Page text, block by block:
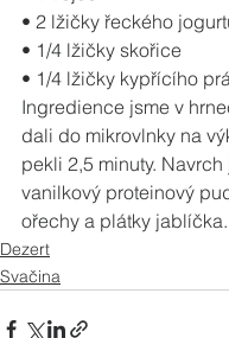
• 2 lžičky řeckého
• 1/4 lžičky skořice
• 1/4 lžičky kypřícího
Ingredience jsme v
dali do mikrovlnky na
pekli 2,5 minuty.
vanilkový proteinový
ořechy a plátky
Dezert
Svačina